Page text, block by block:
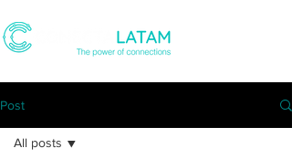
Post
All posts